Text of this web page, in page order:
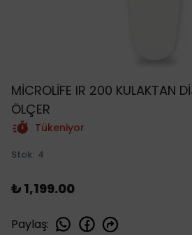
MİCROLİFE IR 200 KULAKTAN
ÖLÇER
Tükeniyor
Stok: 4
₺ 1,199.00
Paylaş: